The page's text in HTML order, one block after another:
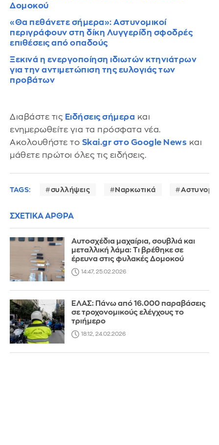
Δομοκού
«Θα πεθάνετε σήμερα»: Αστυνομικοί
περιγράφουν στη δίκη Λυγγερίδη σφοδρές
επιθέσεις από οπαδούς
Ξεκινά η ενεργοποίηση ιδιωτών κτηνιάτρων
για την αντιμετώπιση της ευλογιάς των
προβάτων
Διαβάστε τις Ειδήσεις σήμερα και
ενημερωθείτε για τα πρόσφατα νέα.
Ακολουθήστε το Skai.gr στο Google News και
μάθετε πρώτοι όλες τις ειδήσεις.
TAGS: συλλήψεις Ναρκωτικά Αστυνομία
ΣΧΕΤΙΚΑ ΑΡΘΡΑ
Αυτοσχέδια μαχαίρια, σουβλιά και
μεταλλική λάμα: Τι βρέθηκε σε
έρευνα στις φυλακές Δομοκού
14:47, 25.02.2026
ΕΛΑΣ: Πάνω από 16.000 παραβάσεις
σε τροχονομικούς ελέγχους το
τριήμερο
18:12, 24.02.2026